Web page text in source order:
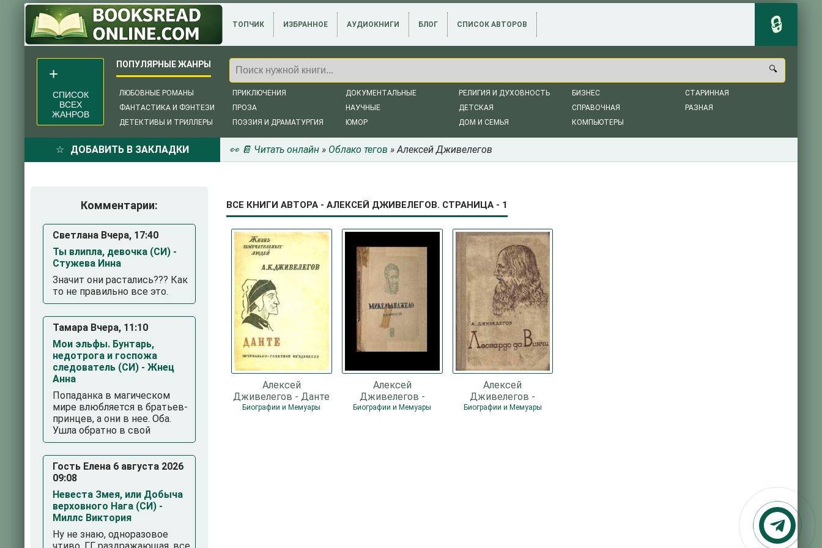
ТОПЧИК ИЗБРАННОЕ АУДИОКНИГИ БЛОГ СПИСОК АВТОРОВ
ЛЮБОВНЫЕ РОМАНЫ
ФАНТАСТИКА И ФЭНТЕЗИ
ДЕТЕКТИВЫ И ТРИЛЛЕРЫ
ПРИКЛЮЧЕНИЯ
ПРОЗА
ПОЭЗИЯ И ДРАМАТУРГИЯ
ДОКУМЕНТАЛЬНЫЕ
НАУЧНЫЕ
ЮМОР
РЕЛИГИЯ И ДУХОВНОСТЬ
ДЕТСКАЯ
ДОМ И СЕМЬЯ
БИЗНЕС
СПРАВОЧНАЯ
КОМПЬЮТЕРЫ
СТАРИННАЯ
РАЗНАЯ
СПИСОК
ВСЕХ
ЖАНРОВ
ДОБАВИТЬ В ЗАКЛАДКИ 👀 📔 Читать онлайн » Облако тегов » Алексей Дживелегов
ВСЕ КНИГИ АВТОРА - АЛЕКСЕЙ ДЖИВЕЛЕГОВ. СТРАНИЦА - 1
Алексей
Дживелегов - Данте
Биографии и Мемуары
Алексей
Дживелегов -
Микеланджело
Биографии и Мемуары
Алексей
Дживелегов -
Леонардо да Винчи
Биографии и Мемуары
Комментарии:
Светлана Вчера, 17:40
Ты влипла, девочка (СИ) -
Стужева Инна
Значит они растались??? Как
то не правильно все это.
Тамара Вчера, 11:10
Мои эльфы. Бунтарь,
недотрога и госпожа
следователь (СИ) - Жнец
Анна
Попаданка в магическом
мире влюбляется в братьев-
принцев, а они в нее. Оба.
Ушла обратно в свой
Гость Елена 6 августа 2026
09:08
Невеста Змея, или Добыча
верховного Нага (СИ) -
Миллс Виктория
Ну не знаю, одноразовое